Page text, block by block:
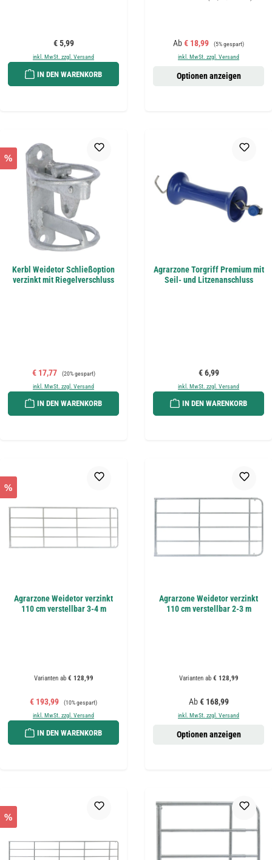
Regulärer Preis:
€ 5,99
inkl. MwSt. zzgl. Versand
IN DEN WARENKORB
Verkaufspreis:
Ab€ 18,99 Regulärer Preis:
(5% gespart)
inkl. MwSt. zzgl. Versand
Optionen anzeigen
%
Kerbl Weidetor Schließoption
verzinkt mit Riegelverschluss
Verkaufspreis:
€ 17,77 Regulärer Preis:
(20% gespart)
inkl. MwSt. zzgl. Versand
IN DEN WARENKORB
Agrarzone Torgriff Premium mit
Seil- und Litzenanschluss
Regulärer Preis:
€ 6,99
inkl. MwSt. zzgl. Versand
IN DEN WARENKORB
%
Agrarzone Weidetor verzinkt
110 cm verstellbar 3-4 m
Varianten ab€ 128,99
Verkaufspreis:
€ 193,99 Regulärer Preis:
(10% gespart)
inkl. MwSt. zzgl. Versand
IN DEN WARENKORB
Agrarzone Weidetor verzinkt
110 cm verstellbar 2-3 m
Varianten ab€ 128,99
Regulärer Preis:
Ab€ 168,99
inkl. MwSt. zzgl. Versand
Optionen anzeigen
%